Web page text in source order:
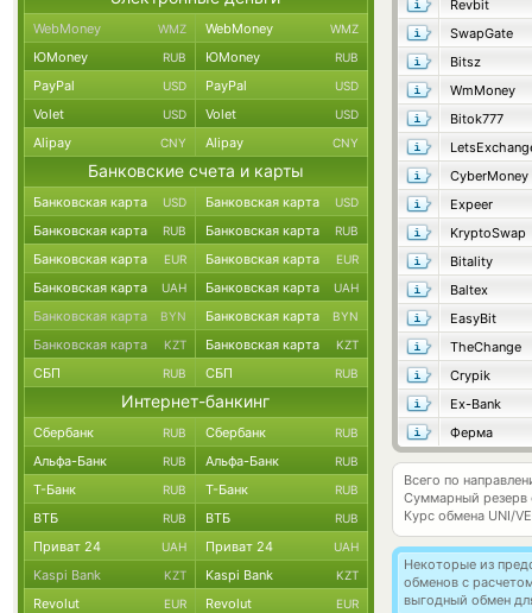
Revbit
SwapGate
Bitsz
WmMoney
Bitok777
CyberMoney
Expeer
KryptoSwap
Bitality
Baltex
EasyBit
TheChange
Crypik
Ex-Bank
Ферма
Всего по
Суммарный резерв
Курс обмена UNI/
Некоторые из
обменов с
выгодный обмен
WebMoney WMZ WebMoney WMZ
ЮMoney RUB ЮMoney RUB
PayPal USD PayPal USD
Volet USD Volet USD
Alipay CNY Alipay CNY
Банковские счета и карты
Банковская карта USD Банковская карта USD
Банковская карта RUB Банковская карта RUB
Банковская карта EUR Банковская карта EUR
Банковская карта UAH Банковская карта UAH
Банковская карта BYN Банковская карта BYN
Банковская карта KZT Банковская карта KZT
СБП RUB СБП RUB
Интернет-банкинг
Сбербанк RUB Сбербанк RUB
Альфа-Банк RUB Альфа-Банк RUB
Т-Банк RUB Т-Банк RUB
ВТБ RUB ВТБ RUB
Приват 24 UAH Приват 24 UAH
Kaspi Bank KZT Kaspi Bank KZT
Revolut EUR Revolut EUR